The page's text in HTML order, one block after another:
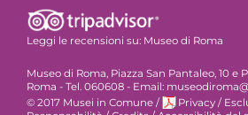
Leggi le recensioni su: Museo di Roma
Museo di Roma, Piazza San Pantaleo, 10 e
Roma - Tel. 060608 - Email:
© 2017 Musei in Comune / Privacy /